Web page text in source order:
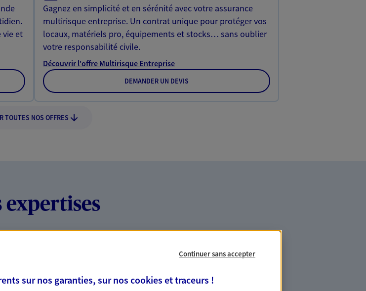
vie et
Gagnez en simplicité et en sérénité avec votre assurance
multirisque entreprise. Un contrat unique pour protéger vos
locaux, matériels pro, équipements et stocks… sans oublier
votre responsabilité civile.
Découvrir l'offre Multirisque Entreprise
DEMANDER UN DEVIS
TOUTES NOS OFFRES
expertises
Accompagner les professionnels et les
Continuer sans accepter
sur nos garanties, sur noscookies et traceurs !